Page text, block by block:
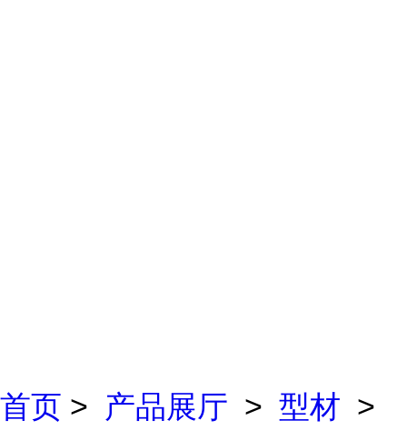
首页 > 产品展厅 > 型材 >